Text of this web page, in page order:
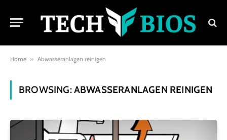
Home » Abwasseranlagen reinigen
BROWSING:ABWASSERANLAGEN REINIGEN